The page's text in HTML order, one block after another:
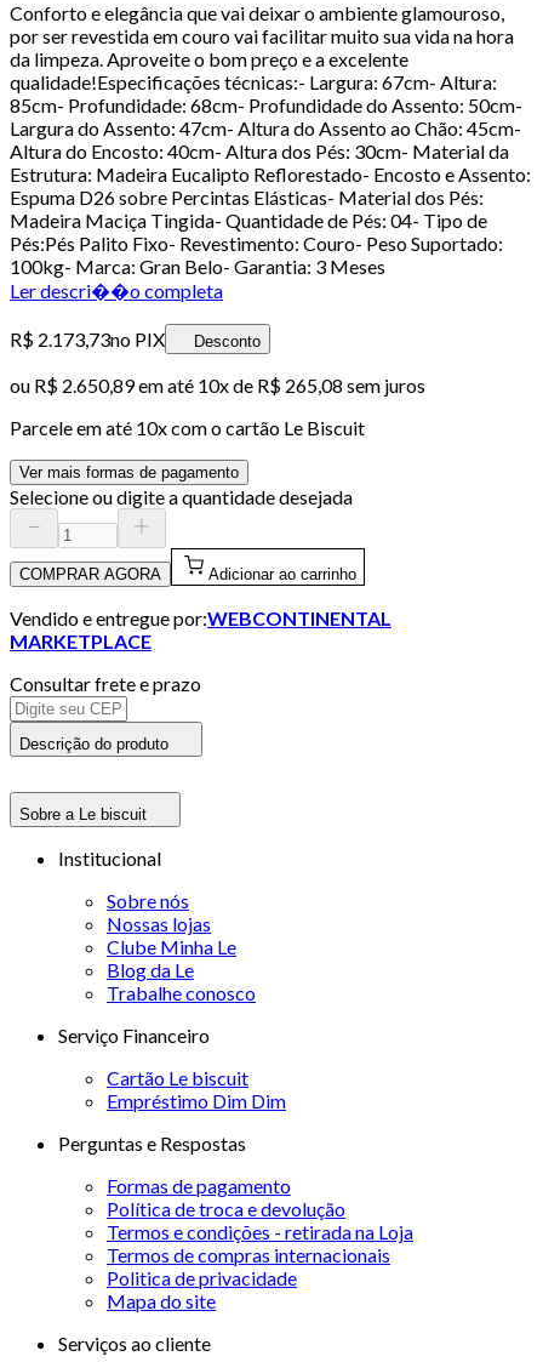
Conforto e elegância que vai deixar o ambiente glamouroso,
por ser revestida em couro vai facilitar muito sua vida na hora
da limpeza. Aproveite o bom preço e a excelente
qualidade!Especificações técnicas:- Largura: 67cm- Altura:
85cm- Profundidade: 68cm- Profundidade do Assento: 50cm-
Largura do Assento: 47cm- Altura do Assento ao Chão: 45cm-
Altura do Encosto: 40cm- Altura dos Pés: 30cm- Material da
Estrutura: Madeira Eucalipto Reflorestado- Encosto e Assento:
Espuma D26 sobre Percintas Elásticas- Material dos Pés:
Madeira Maciça Tingida- Quantidade de Pés: 04- Tipo de
Pés:Pés Palito Fixo- Revestimento: Couro- Peso Suportado:
100kg- Marca: Gran Belo- Garantia: 3 Meses
Ler descri��o completa
R$ 2.173,73no PIX Desconto
ou R$ 2.650,89em até 10x de R$ 265,08 sem juros
Parcele em até 10x com o cartão Le Biscuit
Ver mais formas de pagamento
Selecione ou digite a quantidade desejada
COMPRAR AGORA Adicionar ao carrinho
Vendido e entregue por:WEBCONTINENTAL
MARKETPLACE
Consultar frete e prazo
Descrição do produto
Sobre a Le biscuit
Institucional
Sobre nós
Nossas lojas
Clube Minha Le
Blog da Le
Trabalhe conosco
Serviço Financeiro
Cartão Le biscuit
Empréstimo Dim Dim
Perguntas e Respostas
Formas de pagamento
Política de troca e devolução
Termos e condições - retirada na Loja
Termos de compras internacionais
Politica de privacidade
Mapa do site
Serviços ao cliente